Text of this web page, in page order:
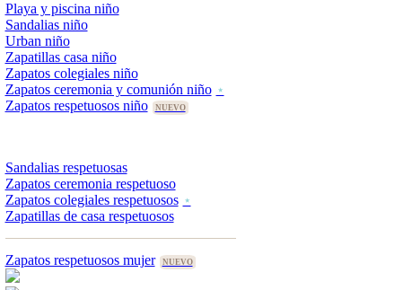
Playa y piscina niño
Sandalias niño
Urban niño
Zapatillas casa niño
Zapatos colegiales niño
Zapatos ceremonia y comunión niño
Zapatos respetuosos niño
Sandalias respetuosas
Zapatos ceremonia respetuoso
Zapatos colegiales respetuosos
Zapatillas de casa respetuosos
Zapatos respetuosos mujer